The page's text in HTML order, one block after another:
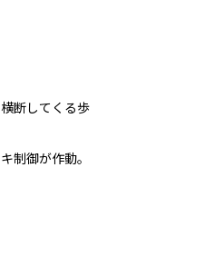
断してくる歩
制御が作動。